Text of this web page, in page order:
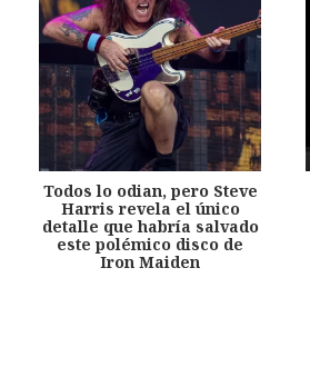
Todos lo odian, pero Steve
Harris revela el único
detalle que habría salvado
este polémico disco de
Iron Maiden